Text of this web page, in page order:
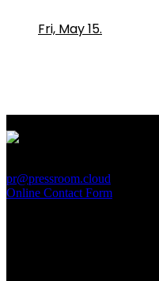
Fri, May 15.
pr@pressroom.cloud
Online Contact Form